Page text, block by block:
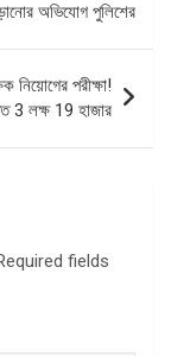
অভিযোগ পুলিশের
পরীক্ষা!
3 লক্ষ 19 হাজার
fields